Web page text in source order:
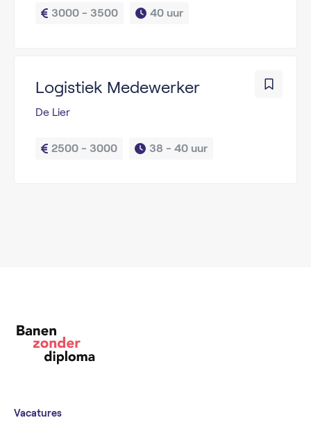
3000 - 3500 40 uur
Logistiek Medewerker
De Lier
2500 - 3000 38 - 40 uur
Vacatures